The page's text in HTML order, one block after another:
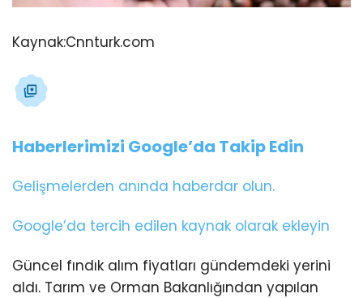
Kaynak:Cnnturk.com
Haberlerimizi Google’da Takip Edin
Gelişmelerden anında haberdar olun.
Google’da tercih edilen kaynak olarak ekleyin
Güncel fındık alım fiyatları gündemdeki yerini
aldı. Tarım ve Orman Bakanlığından yapılan